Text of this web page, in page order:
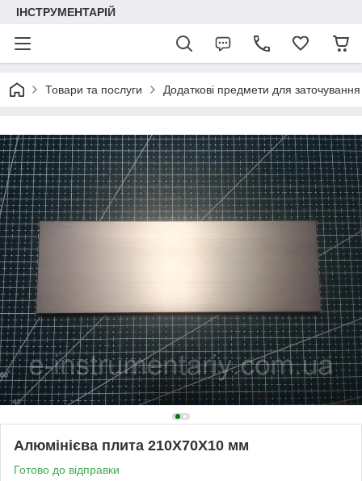
ІНСТРУМЕНТАРІЙ
Товари та послуги Додаткові предмети для заточування
Алюмінієва плита 210Х70X10 мм
Готово до відправки